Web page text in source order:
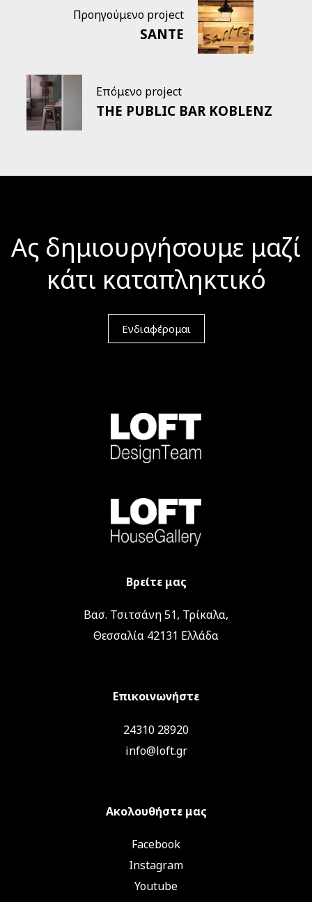
Προηγούμενο project
SANTE
Επόμενο project
THE PUBLIC BAR KOBLENZ
Ας δημιουργήσουμε μαζί
κάτι καταπληκτικό
Ενδιαφέρομαι
Βρείτε μας
Βασ. Τσιτσάνη 51, Τρίκαλα,
Θεσσαλία 42131 Ελλάδα
Επικοινωνήστε
24310 28920
info@loft.gr
Ακολουθήστε μας
Facebook
Instagram
Youtube